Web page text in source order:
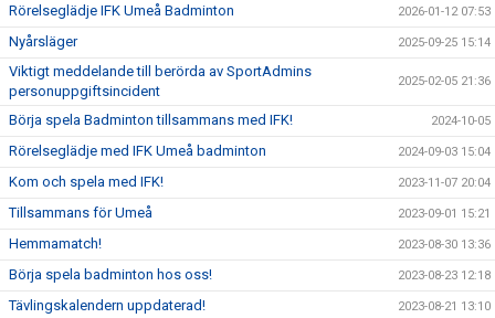
Rörelseglädje IFK Umeå Badminton 2026-01-12 07:53
Nyårsläger 2025-09-25 15:14
Viktigt meddelande till berörda av SportAdmins
personuppgiftsincident
2025-02-05 21:36
Börja spela Badminton tillsammans med IFK! 2024-10-05
Rörelseglädje med IFK Umeå badminton 2024-09-03 15:04
Kom och spela med IFK! 2023-11-07 20:04
Tillsammans för Umeå 2023-09-01 15:21
Hemmamatch! 2023-08-30 13:36
Börja spela badminton hos oss! 2023-08-23 12:18
Tävlingskalendern uppdaterad! 2023-08-21 13:10